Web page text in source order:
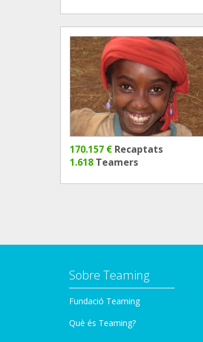
170.157 € Recaptats
1.618 Teamers
Sobre Teaming
Fundació Teaming
Què és Teaming?